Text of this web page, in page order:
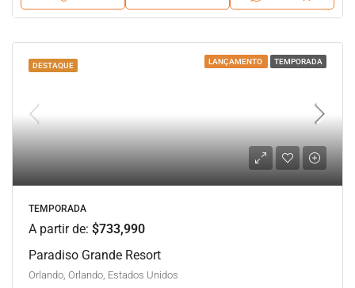
DESTAQUE LANÇAMENTO TEMPORADA
TEMPORADA
A partir de: $733,990
Paradiso Grande Resort
Orlando, Orlando, Estados Unidos